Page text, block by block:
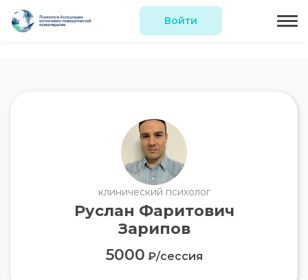
Войти
клинический психолог
Руслан Фаритович
Зарипов
5000 ₽/сессия